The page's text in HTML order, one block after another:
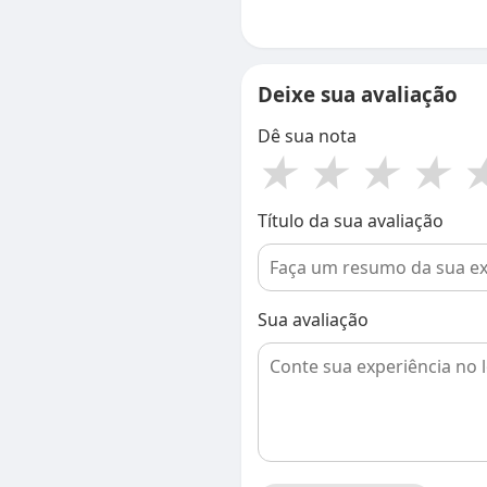
Deixe sua avaliação
Dê sua nota
★ ★ ★ ★
Título da sua avaliação
Sua avaliação